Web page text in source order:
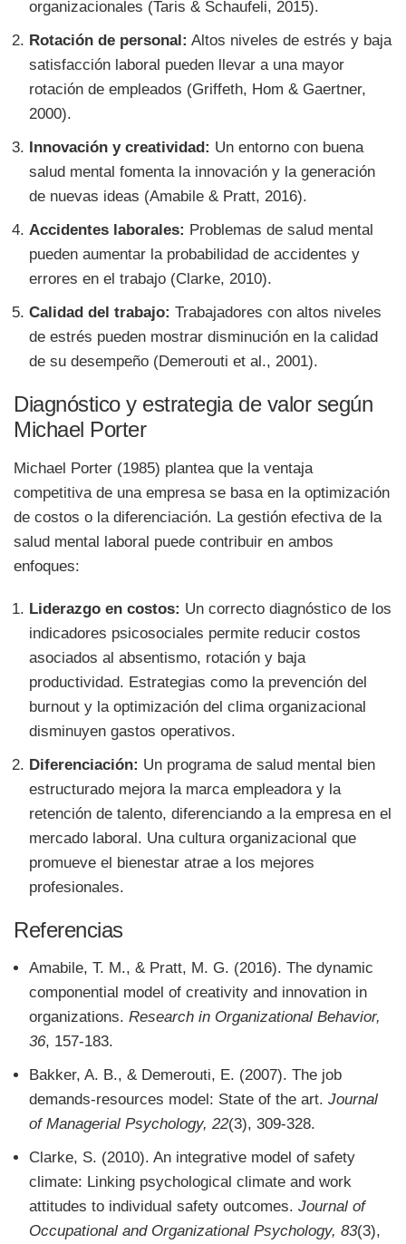
organizacionales (Taris & Schaufeli, 2015).
Rotación de personal: Altos niveles de estrés y baja
satisfacción laboral pueden llevar a una mayor
rotación de empleados (Griffeth, Hom & Gaertner,
2000).
Innovación y creatividad: Un entorno con buena
salud mental fomenta la innovación y la generación
de nuevas ideas (Amabile & Pratt, 2016).
Accidentes laborales: Problemas de salud mental
pueden aumentar la probabilidad de accidentes y
errores en el trabajo (Clarke, 2010).
Calidad del trabajo: Trabajadores con altos niveles
de estrés pueden mostrar disminución en la calidad
de su desempeño (Demerouti et al., 2001).
Diagnóstico y estrategia de valor según
Michael Porter
Michael Porter (1985) plantea que la ventaja
competitiva de una empresa se basa en la optimización
de costos o la diferenciación. La gestión efectiva de la
salud mental laboral puede contribuir en ambos
enfoques:
Liderazgo en costos: Un correcto diagnóstico de los
indicadores psicosociales permite reducir costos
asociados al absentismo, rotación y baja
productividad. Estrategias como la prevención del
burnout y la optimización del clima organizacional
disminuyen gastos operativos.
Diferenciación: Un programa de salud mental bien
estructurado mejora la marca empleadora y la
retención de talento, diferenciando a la empresa en el
mercado laboral. Una cultura organizacional que
promueve el bienestar atrae a los mejores
profesionales.
Referencias
Amabile, T. M., & Pratt, M. G. (2016). The dynamic
componential model of creativity and innovation in
organizations. Research in Organizational Behavior,
36, 157-183.
Bakker, A. B., & Demerouti, E. (2007). The job
demands-resources model: State of the art. Journal
of Managerial Psychology, 22(3), 309-328.
Clarke, S. (2010). An integrative model of safety
climate: Linking psychological climate and work
attitudes to individual safety outcomes. Journal of
Occupational and Organizational Psychology, 83(3),